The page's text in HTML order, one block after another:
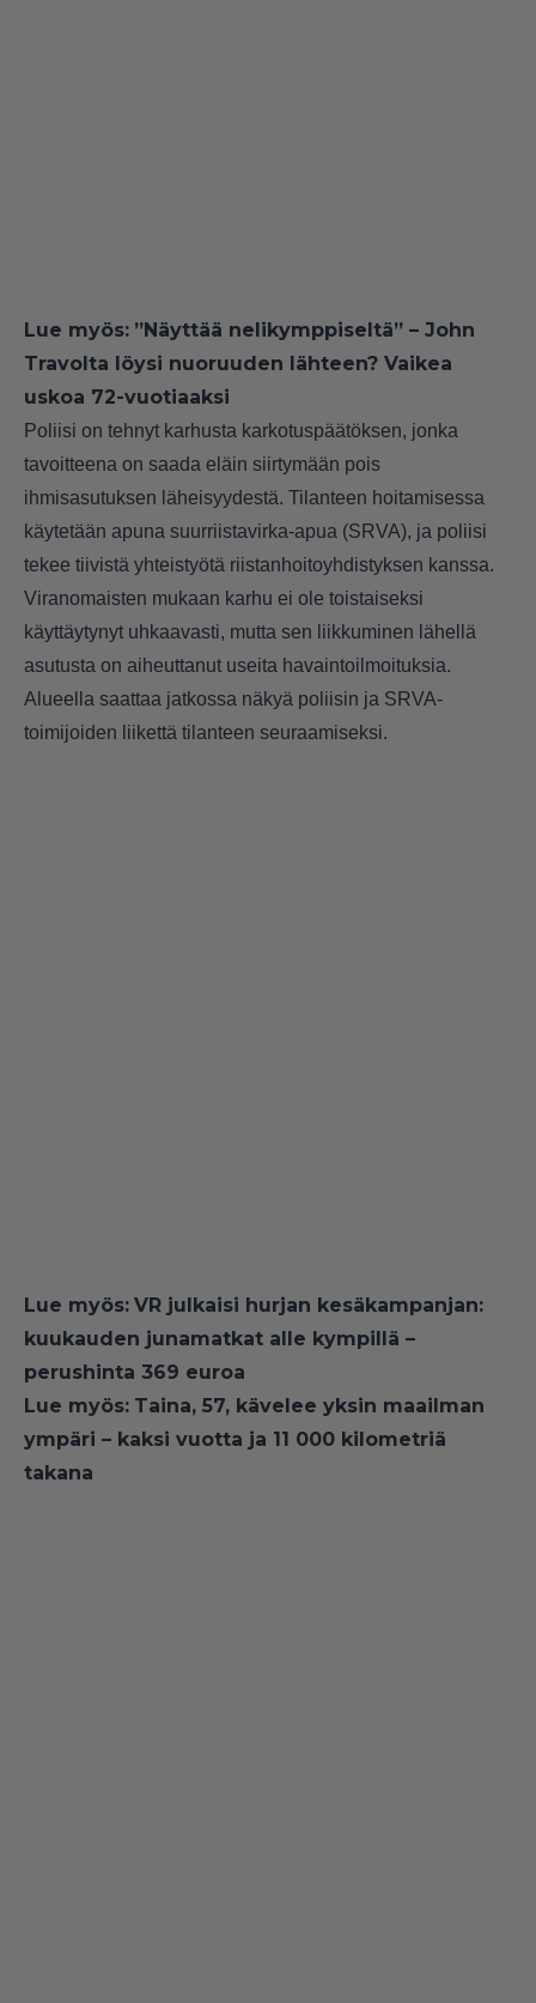
Lue myös: ”Näyttää nelikymppiseltä” – John
Travolta löysi nuoruuden lähteen? Vaikea
uskoa 72-vuotiaaksi
Poliisi on tehnyt karhusta karkotuspäätöksen, jonka
tavoitteena on saada eläin siirtymään pois
ihmisasutuksen läheisyydestä. Tilanteen hoitamisessa
käytetään apuna suurriistavirka-apua (SRVA), ja poliisi
tekee tiivistä yhteistyötä riistanhoitoyhdistyksen kanssa.
Viranomaisten mukaan karhu ei ole toistaiseksi
käyttäytynyt uhkaavasti, mutta sen liikkuminen lähellä
asutusta on aiheuttanut useita havaintoilmoituksia.
Alueella saattaa jatkossa näkyä poliisin ja SRVA-
toimijoiden liikettä tilanteen seuraamiseksi.
Lue myös: VR julkaisi hurjan kesäkampanjan:
kuukauden junamatkat alle kympillä –
perushinta 369 euroa
Lue myös: Taina, 57, kävelee yksin maailman
ympäri – kaksi vuotta ja 11 000 kilometriä
takana